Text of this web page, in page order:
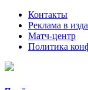
Контакты
Реклама в
Матч-центр
Политика